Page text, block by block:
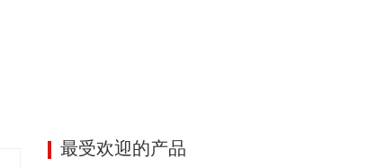
最受欢迎的产品